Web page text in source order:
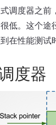
调度器之前
低。这个途
在性能测试
度器